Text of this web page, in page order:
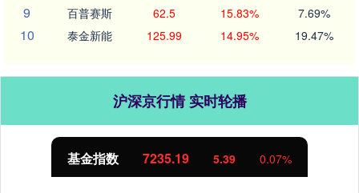
9 百普赛斯 62.5 15.83% 7.69%
10 泰金新能 125.99 14.95% 19.47%
沪深京行情 实时轮播
基金指数 7235.19 5.39 0.07%